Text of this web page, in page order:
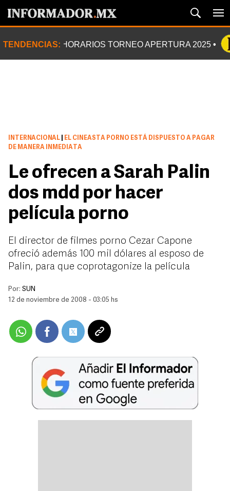
TENDENCIAS: HORARIOS TORNEO APERTURA 2025
INTERNACIONAL
EL CINEASTA PORNO ESTÁ DISPUESTO A PAGAR
DE MANERA INMEDIATA
Le ofrecen a Sarah Palin
dos mdd por hacer
película porno
El director de filmes porno Cezar Capone
ofreció además 100 mil dólares al esposo de
Palin, para que coprotagonize la película
Por: SUN
12 de noviembre de 2008 - 03:05 hs